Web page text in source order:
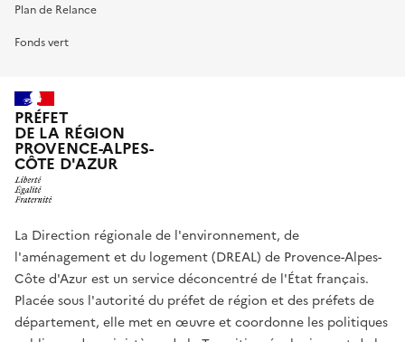
Plan de Relance
Fonds vert
PRÉFET
DE LA RÉGION
PROVENCE-ALPES-
CÔTE D'AZUR
La Direction régionale de l'environnement, de
l'aménagement et du logement (DREAL) de Provence-Alpes-
Côte d'Azur est un service déconcentré de l'État français.
Placée sous l'autorité du préfet de région et des préfets de
département, elle met en œuvre et coordonne les politiques